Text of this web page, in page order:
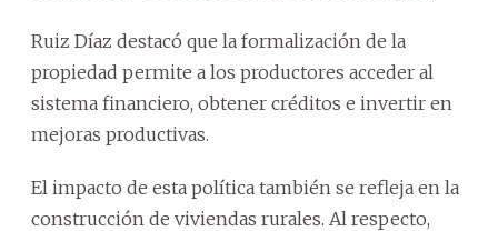
Ruiz Díaz destacó que la formalización de la
propiedad permite a los productores acceder al
sistema financiero, obtener créditos e invertir en
mejoras productivas.
El impacto de esta política también se refleja en la
construcción de viviendas rurales. Al respecto,